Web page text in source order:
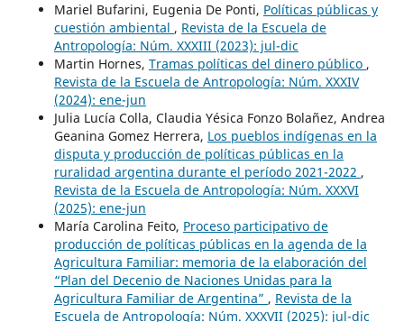
Mariel Bufarini, Eugenia De Ponti, Políticas públicas y
cuestión ambiental , Revista de la Escuela de
Antropología: Núm. XXXIII (2023): jul-dic
Martin Hornes, Tramas políticas del dinero público ,
Revista de la Escuela de Antropología: Núm. XXXIV
(2024): ene-jun
Julia Lucía Colla, Claudia Yésica Fonzo Bolañez, Andrea
Geanina Gomez Herrera, Los pueblos indígenas en la
disputa y producción de políticas públicas en la
ruralidad argentina durante el período 2021-2022 ,
Revista de la Escuela de Antropología: Núm. XXXVI
(2025): ene-jun
María Carolina Feito, Proceso participativo de
producción de políticas públicas en la agenda de la
Agricultura Familiar: memoria de la elaboración del
“Plan del Decenio de Naciones Unidas para la
Agricultura Familiar de Argentina” , Revista de la
Escuela de Antropología: Núm. XXXVII (2025): jul-dic